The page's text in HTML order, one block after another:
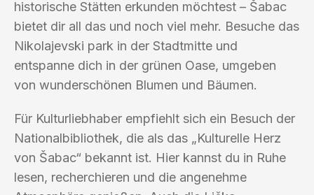
historische Stätten erkunden möchtest – Šabac
bietet dir all das und noch viel mehr. Besuche das
Nikolajevski park in der Stadtmitte und
entspanne dich in der grünen Oase, umgeben
von wunderschönen Blumen und Bäumen.
Für Kulturliebhaber empfiehlt sich ein Besuch der
Nationalbibliothek, die als das „Kulturelle Herz
von Šabac“ bekannt ist. Hier kannst du in Ruhe
lesen, recherchieren und die angenehme